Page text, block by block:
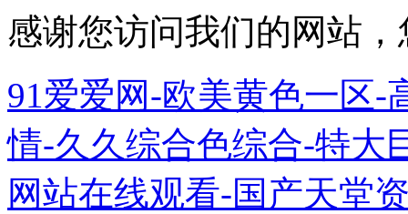
感谢您访问我们的网站
91爱爱网-欧美黄色一区-
情-久久综合色综合-特大
网站在线观看-国产天堂